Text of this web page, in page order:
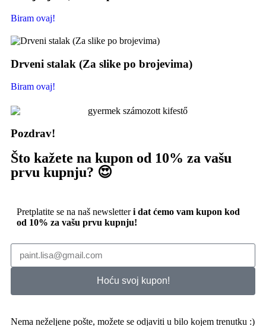
Biram ovaj!
Drveni stalak (Za slike po brojevima)
Biram ovaj!
Pozdrav!
Što kažete na kupon od 10% za vašu
prvu kupnju? 😍
Pretplatite se na naš newsletteri dat ćemo vam kupon kod
od 10% za vašu prvu kupnju!
Hoću svoj kupon!
Nema neželjene pošte, možete se odjaviti u bilo kojem trenutku :)